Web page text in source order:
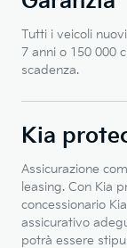
Tutti i veicoli
7 anni o 150 000
scadenza.
Kia
Assicurazione
leasing. Con Kia
concessionario
assicurativo
potrà essere